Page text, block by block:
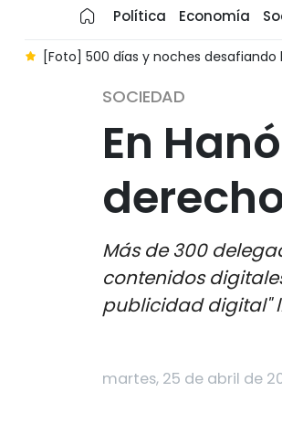
Política Economía
del tiempo Dien Bien
SOCIEDAD
En
Más de 300
contenidos
publicidad digital"
martes, 25 de abril de